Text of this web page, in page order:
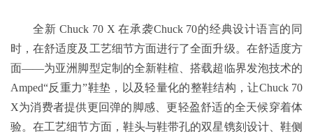
全新 Chuck 70 X 在承袭Chuck 70的经典设计语言的同
时，在舒适度及工艺细节方面进行了全面升级。在舒适度方
面——为亚洲脚型定制的全新鞋楦、搭载超临界发泡技术的
Amped“反重力”鞋垫，以及轻量化的整鞋结构，让Chuck 70
X为消费者提供更回弹的脚感、更轻盈舒适的全天候穿着体
验。在工艺细节方面，鞋头与鞋带孔的双星镌刻设计、鞋侧